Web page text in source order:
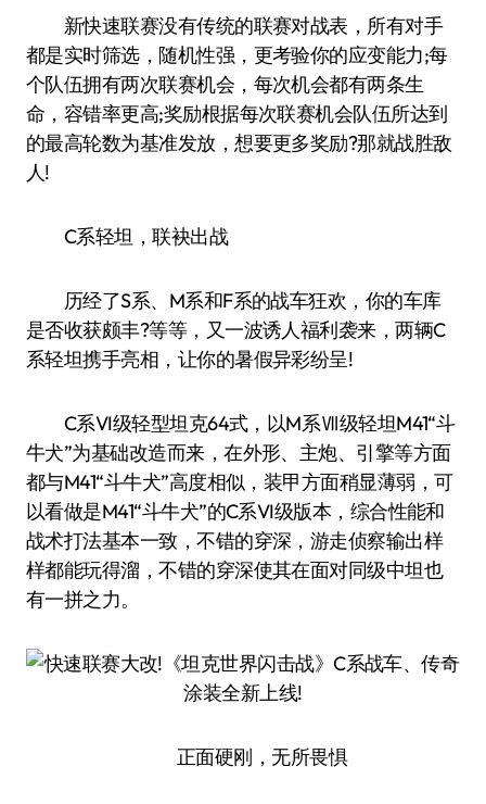
新快速联赛没有传统的联赛对战表，所有对手
都是实时筛选，随机性强，更考验你的应变能力;每
个队伍拥有两次联赛机会，每次机会都有两条生
命，容错率更高;奖励根据每次联赛机会队伍所达到
的最高轮数为基准发放，想要更多奖励?那就战胜敌
人!
C系轻坦，联袂出战
历经了S系、M系和F系的战车狂欢，你的车库
是否收获颇丰?等等，又一波诱人福利袭来，两辆C
系轻坦携手亮相，让你的暑假异彩纷呈!
C系VI级轻型坦克64式，以M系Ⅶ级轻坦M41“斗
牛犬”为基础改造而来，在外形、主炮、引擎等方面
都与M41“斗牛犬”高度相似，装甲方面稍显薄弱，可
以看做是M41“斗牛犬”的C系VI级版本，综合性能和
战术打法基本一致，不错的穿深，游走侦察输出样
样都能玩得溜，不错的穿深使其在面对同级中坦也
有一拼之力。
正面硬刚，无所畏惧